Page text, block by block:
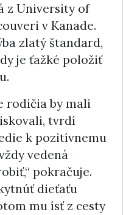
z University of
v Kanade.
zlatý štandard,
je ťažké položiť
rodičia by mali
tvrdí
k pozitívnemu
vedená
pokračuje.
dieťaťu
mu ísť z cesty